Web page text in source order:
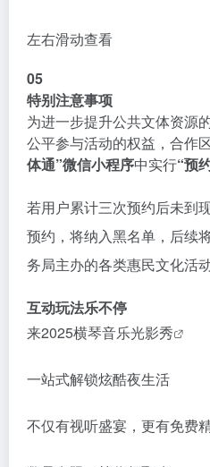
左右滑动查看
05
特别注意事项
为进一步提升公共文体资源
公平参与活动的权益，合作
体通”微信小程序中实行“预
若用户累计三次预约后未到
预约，将纳入黑名单，后续
务局主办的各类惠民文化活动
互动玩法乐不停
来2025横琴音乐光影秀
一站式解锁炫酷夜生活
不仅有视听盛宴，更有免费